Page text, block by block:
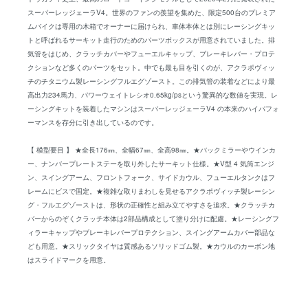
スーパーレッジェーラV4。世界のファンの羨望を集めた、限定500台のプレミア
ムバイクは専用の木箱でオーナーに届けられ、車体本体とは別にレーシングキッ
トと呼ばれるサーキット走行のためのパーツボックスが用意されていました。排
気管をはじめ、クラッチカバーやフューエルキャップ、ブレーキレバー・プロテ
クションなど多くのパーツをセット。中でも最も目を引くのが、アクラポヴィッ
チのチタニウム製レーシングフルエグゾースト。この排気管の装着などにより最
高出力234馬力、パワーウェイトレシオ0.65kg/psという驚異的な数値を実現。レ
ーシングキットを装着したマシンはスーパーレッジェーラV4 の本来のハイパフォ
ーマンスを存分に引き出しているのです。
【 模型要目 】 ★全長176㎜、全幅67㎜、全高98㎜。★バックミラーやウインカ
ー、ナンバープレートステーを取り外したサーキット仕様。★V型 4 気筒エンジ
ン、スイングアーム、フロントフォーク、サイドカウル、フューエルタンクはフ
レームにビスで固定。★複雑な取りまわしを見せるアクラポヴィッチ製レーシン
グ・フルエグゾーストは、形状の正確性と組み立てやすさを追求。★クラッチカ
バーからのぞくクラッチ本体は2部品構成として塗り分けに配慮。★レーシングフ
ィラーキャップやブレーキレバープロテクション、スイングアームカバー部品な
ども用意。★スリックタイヤは質感あるソリッドゴム製。★カウルのカーボン地
はスライドマークを用意。